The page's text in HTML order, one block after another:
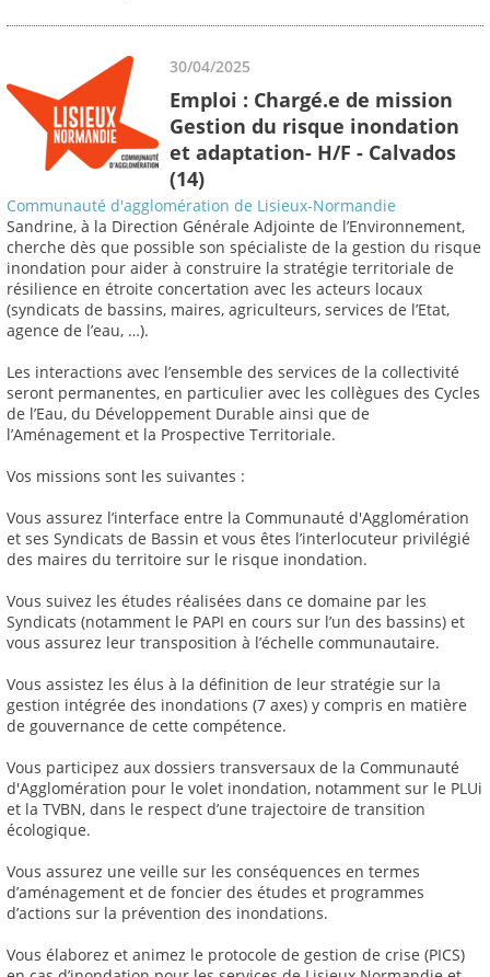
30/04/2025
Emploi : Chargé.e de mission
Gestion du risque inondation
et adaptation- H/F - Calvados
(14)
Communauté d'agglomération de Lisieux-Normandie
Sandrine, à la Direction Générale Adjointe de l’Environnement,
cherche dès que possible son spécialiste de la gestion du risque
inondation pour aider à construire la stratégie territoriale de
résilience en étroite concertation avec les acteurs locaux
(syndicats de bassins, maires, agriculteurs, services de l’Etat,
agence de l’eau, …).
Les interactions avec l’ensemble des services de la collectivité
seront permanentes, en particulier avec les collègues des Cycles
de l’Eau, du Développement Durable ainsi que de
l’Aménagement et la Prospective Territoriale.
Vos missions sont les suivantes :
Vous assurez l’interface entre la Communauté d'Agglomération
et ses Syndicats de Bassin et vous êtes l’interlocuteur privilégié
des maires du territoire sur le risque inondation.
Vous suivez les études réalisées dans ce domaine par les
Syndicats (notamment le PAPI en cours sur l’un des bassins) et
vous assurez leur transposition à l’échelle communautaire.
Vous assistez les élus à la définition de leur stratégie sur la
gestion intégrée des inondations (7 axes) y compris en matière
de gouvernance de cette compétence.
Vous participez aux dossiers transversaux de la Communauté
d'Agglomération pour le volet inondation, notamment sur le PLUi
et la TVBN, dans le respect d’une trajectoire de transition
écologique.
Vous assurez une veille sur les conséquences en termes
d’aménagement et de foncier des études et programmes
d’actions sur la prévention des inondations.
Vous élaborez et animez le protocole de gestion de crise (PICS)